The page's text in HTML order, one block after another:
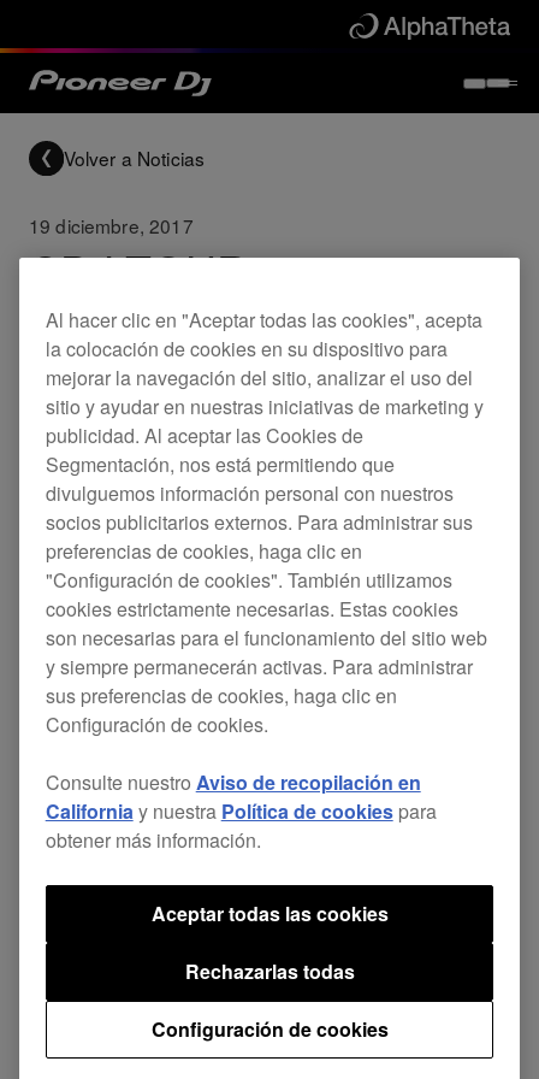
Volver a Noticias
19 diciembre, 2017
CDJ-TOUR1 -
Actualización de
Firmware (Ver.1.52)
Updates CDJ-TOUR1
Solucionado
Apareció un aviso repetidamente en la
pantalla inclinable cuando se conectaba
a reproductores DJ no compatibles con
las unidades TOUR SYSTEM DJ.
Al hacer clic en "Aceptar todas las cookies", acepta
la colocación de cookies en su dispositivo para
mejorar la navegación del sitio, analizar el uso del
sitio y ayudar en nuestras iniciativas de marketing y
publicidad. Al aceptar las Cookies de
Segmentación, nos está permitiendo que
divulguemos información personal con nuestros
socios publicitarios externos. Para administrar sus
preferencias de cookies, haga clic en
"Configuración de cookies". También utilizamos
cookies estrictamente necesarias. Estas cookies
son necesarias para el funcionamiento del sitio web
y siempre permanecerán activas. Para administrar
sus preferencias de cookies, haga clic en
Configuración de cookies.
Consulte nuestro Aviso de recopilación en
Californiay nuestra Política de cookiespara
obtener más información.
Configuración de cookies
Rechazarlas todas
Aceptar todas las cookies